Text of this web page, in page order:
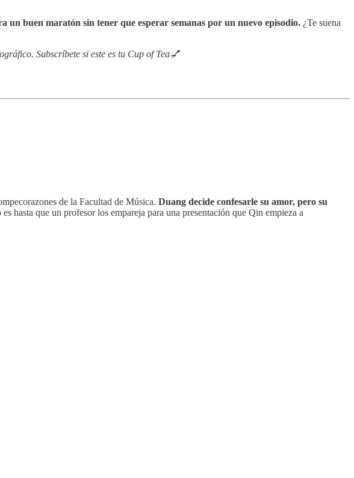
un buen maratón sin tener que esperar semanas por un nuevo episodio. ¿Te suena
Subscríbete si este es tu Cup of Tea💅
de la Facultad de Música. Duang decide confesarle su amor, pero su
es hasta que un profesor los empareja para una presentación que Qin empieza a